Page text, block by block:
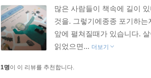
많은 사람들이 책속에 길이
것을. 그렇기에종종 포기하
앞에 펼쳐질때가 있습니다.
읽었으면... 더보기
1명이 이 리뷰를 추천합니다.